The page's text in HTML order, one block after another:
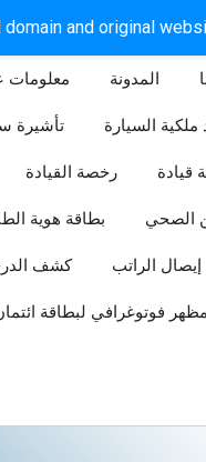
domain and original
معلومات المدونة
تأشيرة السيارة
رخصة القيادة قيادة
بطاقة هوية الصحي
كشف إيصال الراتب
مظهر فوتوغرافي لبطاقة